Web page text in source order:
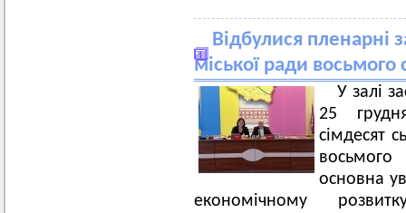
Відбулися пленарні
міської ради восьмого
У залі
25
сімдесят
основна
економічному